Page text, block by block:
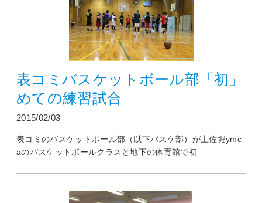
表コミバスケットボール部「初」
めての練習試合
2015/02/03
表コミのバスケットボール部（以下バスケ部）が土佐堀ymc
aのバスケットボールクラスと地下の体育館で初